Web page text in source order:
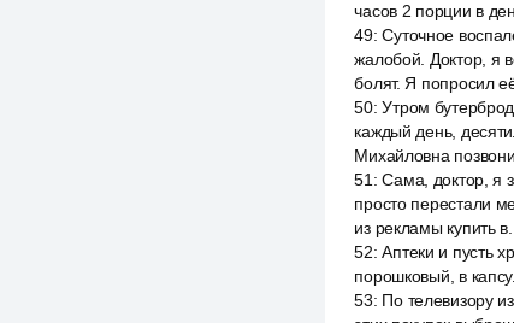
часов 2 порции в
49:Суточное
жалобой. Доктор, я
болят. Я попросил
50:Утром
каждый день,
Михайловна
51 :Сама, доктор, я
просто перестали
из рекламы купить в.
52:Аптеки и пусть
порошковый, в
53: По телевизору